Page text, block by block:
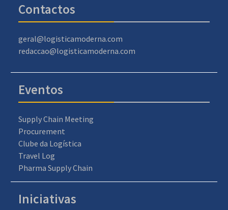
Contactos
geral@logisticamoderna.com
redaccao@logisticamoderna.com
Eventos
Supply Chain Meeting
Procurement
Clube da Logística
Travel Log
Pharma Supply Chain
Iniciativas